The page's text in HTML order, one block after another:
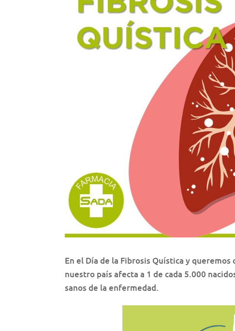
En el Día de la Fibrosis Quística y
nuestro país afecta a 1 de cada 5.000
sanos de la enfermedad.